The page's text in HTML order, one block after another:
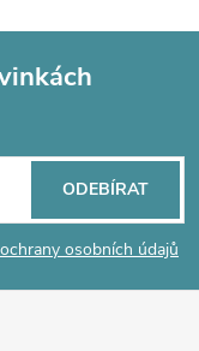
osobních údajů
ODEBÍRAT